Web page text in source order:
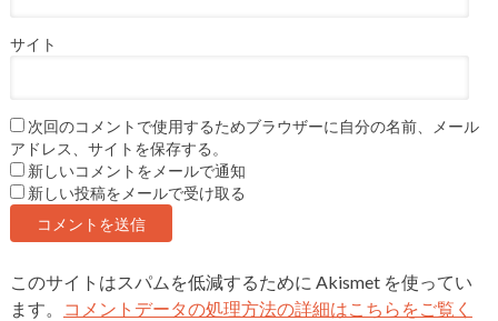
サイト
次回のコメントで使用するためブラウザーに自分の名前、メール
アドレス、サイトを保存する。
新しいコメントをメールで通知
新しい投稿をメールで受け取る
このサイトはスパムを低減するために Akismet を使ってい
ます。
コメントデータの処理方法の詳細はこちらをご覧く